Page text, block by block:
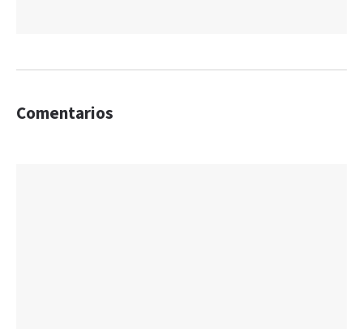
Comentarios